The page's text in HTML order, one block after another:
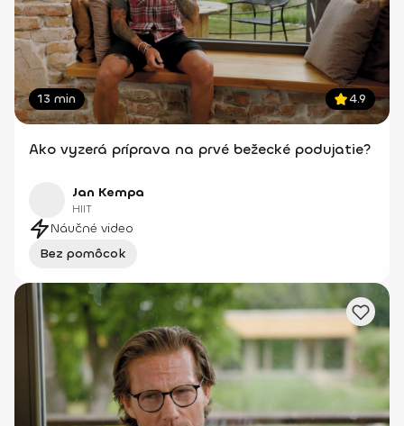
13 min 4.9
Ako vyzerá príprava na prvé bežecké podujatie?
Jan Kempa
HIIT
Náučné video
Bez pomôcok